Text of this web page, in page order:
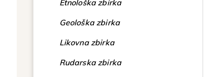
Etnološka zbirka
Geološka zbirka
Likovna zbirka
Rudarska zbirka